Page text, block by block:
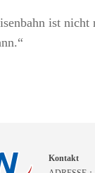
ist
Kontakt